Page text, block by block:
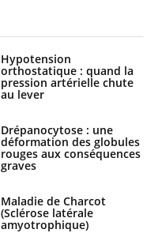
Hypotension
orthostatique : quand la
pression artérielle chute
au lever
Drépanocytose : une
déformation des globules
rouges aux conséquences
graves
Maladie de Charcot
(Sclérose latérale
amyotrophique)